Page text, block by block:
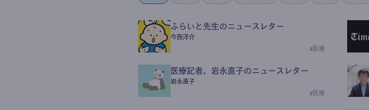
ふらいと先生のニュースレター
今西洋介
# 医療
医療記者、岩永直子のニュースレター
岩永直子
# 医療